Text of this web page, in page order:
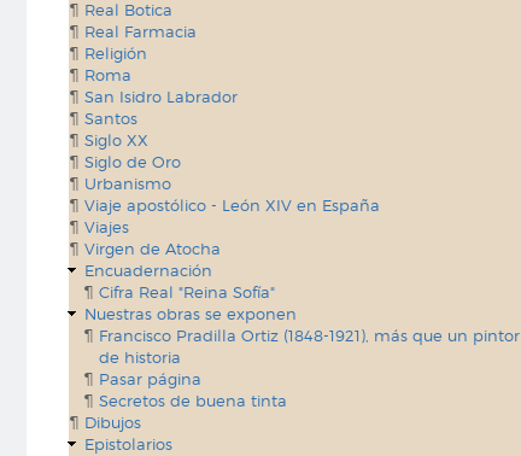
Real Botica
Real Farmacia
Religión
Roma
San Isidro Labrador
Santos
Siglo XX
Siglo de Oro
Urbanismo
Viaje apostólico - León XIV en España
Viajes
Virgen de Atocha
Encuadernación
Cifra Real "Reina Sofía"
Nuestras obras se exponen
Francisco Pradilla Ortiz (1848-1921), más que un pintor
de historia
Pasar página
Secretos de buena tinta
Dibujos
Epistolarios